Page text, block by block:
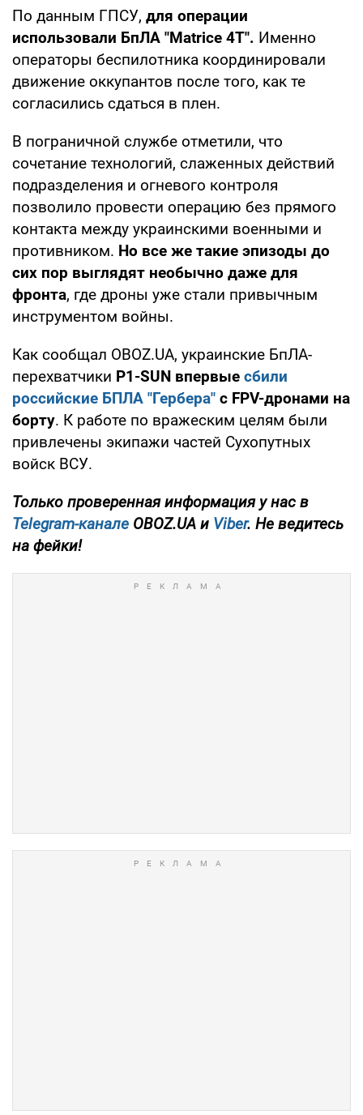
По данным ГПСУ, для операции
использовали БпЛА "Matrice 4T". Именно
операторы беспилотника координировали
движение оккупантов после того, как те
согласились сдаться в плен.
В пограничной службе отметили, что
сочетание технологий, слаженных действий
подразделения и огневого контроля
позволило провести операцию без прямого
контакта между украинскими военными и
противником. Но все же такие эпизоды до
сих пор выглядят необычно даже для
фронта, где дроны уже стали привычным
инструментом войны.
Как сообщал OBOZ.UA, украинские БпЛА-
перехватчики P1-SUN впервые сбили
российские БПЛА "Гербера" с FPV-дронами на
борту. К работе по вражеским целям были
привлечены экипажи частей Сухопутных
войск ВСУ.
Только проверенная информация у нас в
Telegram-канале OBOZ.UA и Viber. Не ведитесь
на фейки!